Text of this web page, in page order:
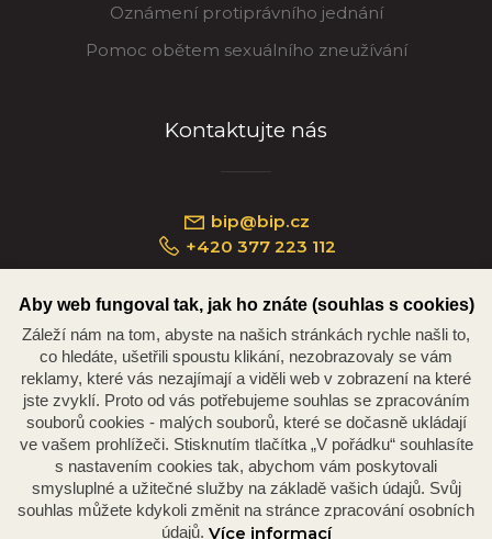
Oznámení protiprávního jednání
Pomoc obětem sexuálního zneužívání
Kontaktujte nás
bip@bip.cz
+420 377 223 112
Náměstí Republiky 234/35, 301 00 Plzeň
Aby web fungoval tak, jak ho znáte (souhlas s cookies)
Záleží nám na tom, abyste na našich stránkách rychle našli to,
co hledáte, ušetřili spoustu klikání, nezobrazovaly se vám
reklamy, které vás nezajímají a viděli web v zobrazení na které
jste zvyklí. Proto od vás potřebujeme souhlas se zpracováním
souborů cookies - malých souborů, které se dočasně ukládají
ve vašem prohlížeči. Stisknutím tlačítka „V pořádku“ souhlasíte
s nastavením cookies tak, abychom vám poskytovali
smysluplné a užitečné služby na základě vašich údajů. Svůj
souhlas můžete kdykoli změnit na stránce zpracování osobních
údajů. Více informací